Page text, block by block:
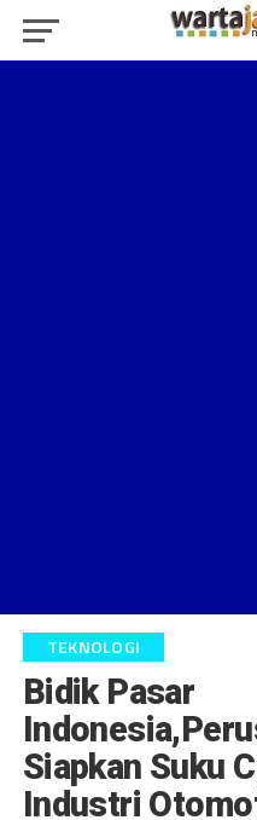
TEKNOLOGI
Bidik Pasar
Siapkan Suku
Industri